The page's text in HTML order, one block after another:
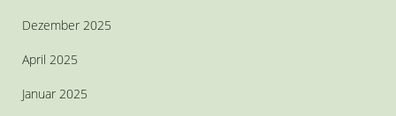
Dezember 2025
April 2025
Januar 2025